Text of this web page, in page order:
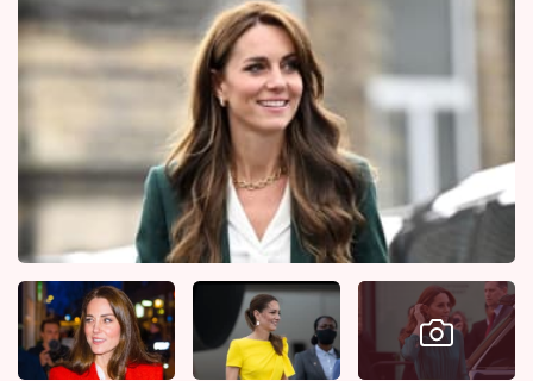
Seriály
Sledujte prima+
Filmový festival Karlovy Vary
Pořady
Mámy sobě